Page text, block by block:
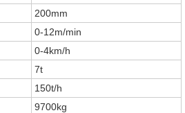
200mm
0-12m/min
0-4km/h
7t
150t/h
9700kg